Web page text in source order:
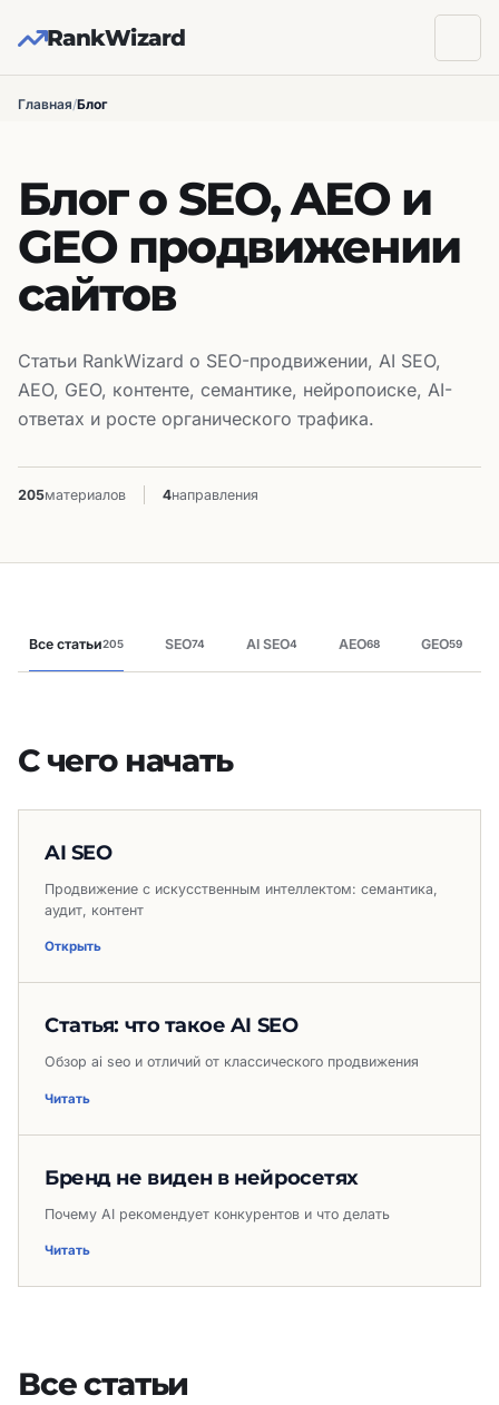
RankWizard
Главная/Блог
Блог о SEO, AEO и
GEO продвижении
сайтов
Статьи RankWizard о SEO-продвижении, AI SEO,
AEO, GEO, контенте, семантике, нейропоиске, AI-
ответах и росте органического трафика.
205материалов 4направления
Все статьи205 SEO74 AI SEO4 AEO68 GEO59
С чего начать
AI SEO
Продвижение с искусственным интеллектом: семантика,
аудит, контент
Открыть
Статья: что такое AI SEO
Обзор ai seo и отличий от классического продвижения
Читать
Бренд не виден в нейросетях
Почему AI рекомендует конкурентов и что делать
Читать
Все статьи